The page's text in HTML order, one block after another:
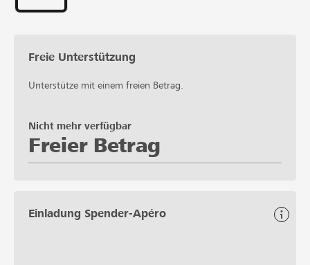
Freie Unterstützung
Unterstütze mit einem freien Betrag.
Freier Betrag
Nicht mehr verfügbar
Einladung Spender-Apéro